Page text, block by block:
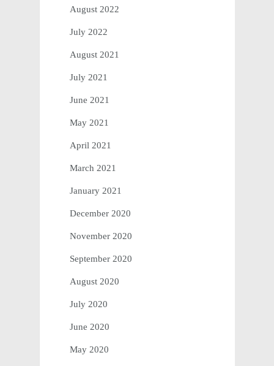
August 2022
July 2022
August 2021
July 2021
June 2021
May 2021
April 2021
March 2021
January 2021
December 2020
November 2020
September 2020
August 2020
July 2020
June 2020
May 2020